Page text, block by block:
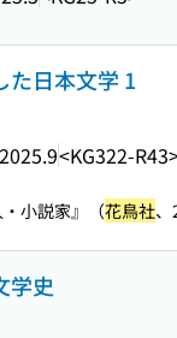
た日本文学 1
2025.9<KG322-
小説家』（花鳥社
学史